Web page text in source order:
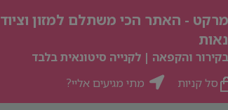
- האתר הכי משתלם למזון וציוד
והקפאה | לקנייה סיטונאית בלבד
סל קניות
מתי מגיעים אליי?